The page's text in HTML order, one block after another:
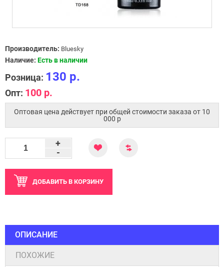
Производитель: Bluesky
Наличие: Есть в наличии
Розница: 130 р.
Опт: 100 р.
Оптовая цена действует при общей стоимости заказа от 10
000 p
-
+
ДОБАВИТЬ В КОРЗИНУ
ОПИСАНИЕ
ПОХОЖИЕ